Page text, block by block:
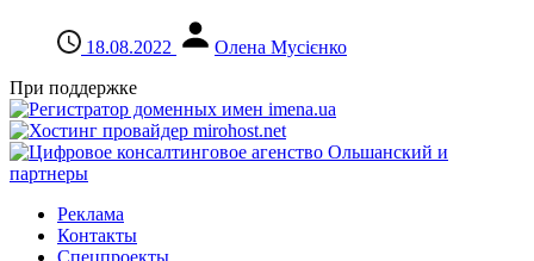
18.08.2022
Олена Мусієнко
При поддержке
Реклама
Контакты
Спецпроекты